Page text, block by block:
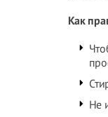
Как
Не